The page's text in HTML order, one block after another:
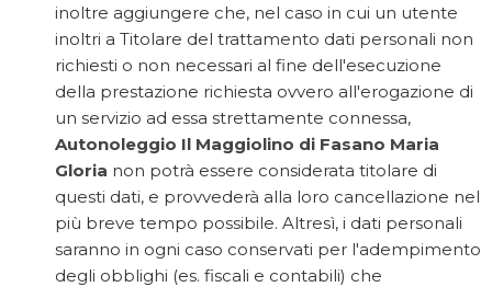
inoltre aggiungere che, nel caso in cui un utente
inoltri a Titolare del trattamento dati personali non
richiesti o non necessari al fine dell'esecuzione
della prestazione richiesta ovvero all'erogazione di
un servizio ad essa strettamente connessa,
Autonoleggio Il Maggiolino di Fasano Maria
Gloria non potrà essere considerata titolare di
questi dati, e provvederà alla loro cancellazione nel
più breve tempo possibile. Altresì, i dati personali
saranno in ogni caso conservati per l'adempimento
degli obblighi (es. fiscali e contabili) che